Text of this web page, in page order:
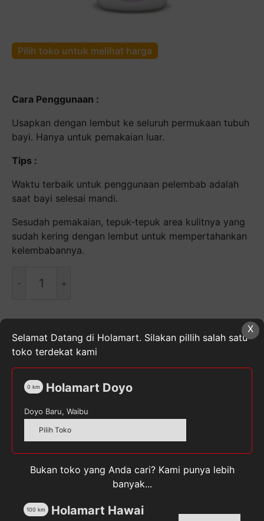
Pilih toko untuk melihat harga
Cara Penggunaan :
Usapkan dengan lembut ke seluruh permukaan tubuh
bayi. Hanya untuk pemakaian luar.
Tips :
Waktu terbaik untuk penggunaan pelembab adalah
saat bayi selesai mandi.
Sesudah pemakaian, tepuk-tepuk area kulitnya yang
sudah kering dengan lembut untuk mempertahankan
kelembabannya.
Cussons
&
Nourish
200mL
SKU: 8998103014340 Kategori: Krim & Sunblock
Anak
Perlengkapan Bayi & Anak Tag:CUSSONSBABY
Deskripsi
atau pelembab untuk kulit si kecil. Kulit bayi 60%
X
Selamat Datang di Holamart. Silakan pillih salah satu
toko terdekat kami
Holamart Doyo
0 km
Doyo Baru, Waibu
Pilih Toko
Bukan toko yang Anda cari? Kami punya lebih
banyak...
Holamart Hawai
100 km